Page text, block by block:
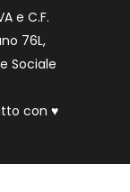
e C.F.
76L,
Sociale
con ♥